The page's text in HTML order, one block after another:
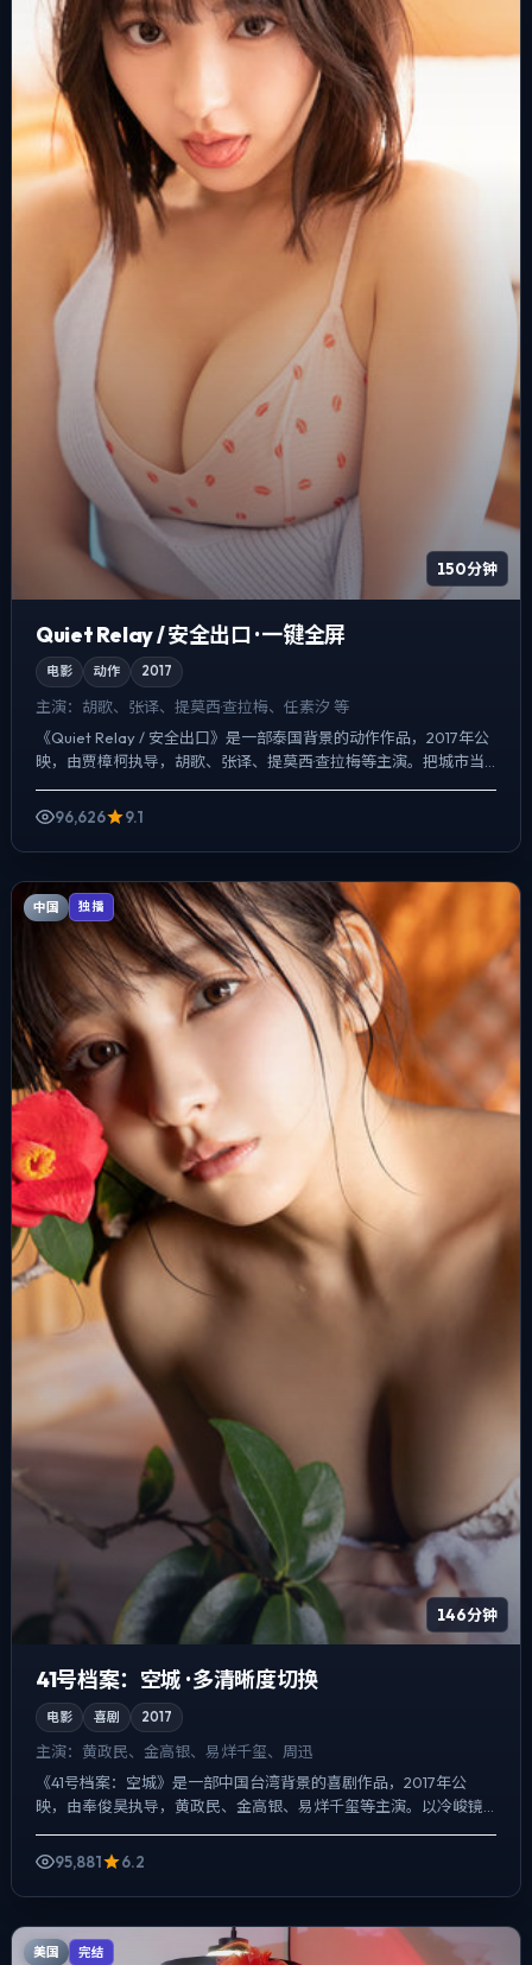
150分钟
Quiet Relay / 安全出口 · 一键全屏
电影 动作 2017
主演： 胡歌、张译、提莫西·查拉梅、任素汐 等
《Quiet Relay / 安全出口》是一部泰国背景的动作作品，2017年公
映，由贾樟柯执导，胡歌、张译、提莫西·查拉梅等主演。把城市当
96,626
9.1
中国 独播
146分钟
41号档案：空城 · 多清晰度切换
电影 喜剧 2017
主演： 黄政民、金高银、易烊千玺、周迅
《41号档案：空城》是一部中国台湾背景的喜剧作品，2017年公
映，由奉俊昊执导，黄政民、金高银、易烊千玺等主演。以冷峻镜
头对准普通人的抉择瞬间，人物在道德灰区反复试探，观众情绪...
95,881
6.2
美国 完结